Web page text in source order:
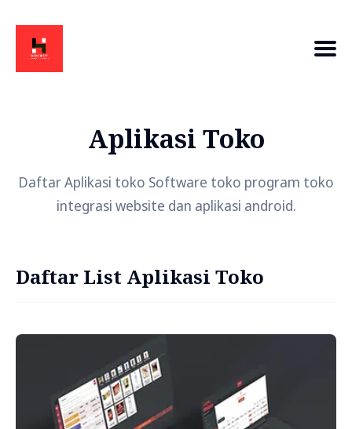
Aplikasi Toko
Daftar Aplikasi toko Software toko program toko
integrasi website dan aplikasi android.
Daftar List Aplikasi Toko